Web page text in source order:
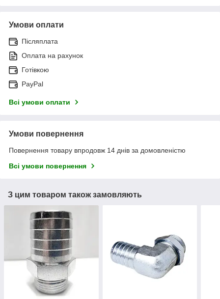
Умови оплати
Післяплата
Оплата на рахунок
Готівкою
PayPal
Всі умови оплати
Умови повернення
Повернення товару впродовж 14 днів за домовленістю
Всі умови повернення
З цим товаром також замовляють